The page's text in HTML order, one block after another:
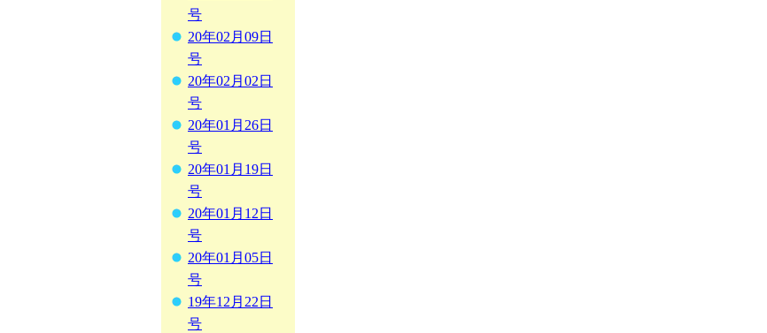
号
20年02月09日
号
20年02月02日
号
20年01月26日
号
20年01月19日
号
20年01月12日
号
20年01月05日
号
19年12月22日
号